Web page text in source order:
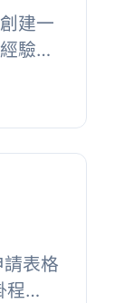
建一
驗歷
表格
程